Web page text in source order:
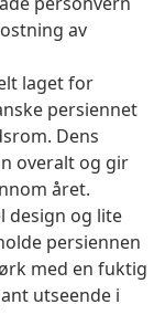
av
laget for
persiennet
Dens
overalt og gir
året.
design og lite
persiennen
med en fuktig
utseende i